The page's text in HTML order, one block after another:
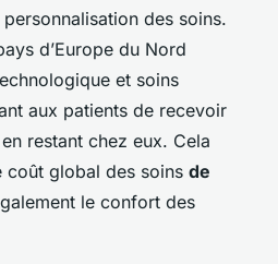
des soins.
d’Europe du Nord
et soins
aux patients de recevoir
restant chez eux. Cela
coût global des soins de
le confort des